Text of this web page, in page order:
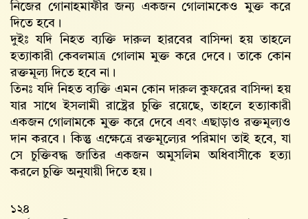
নিজের গোনাহমাফীর জন্য একজন গোলামকেও মুক্ত করে
দিতে হবে।
দুইঃ যদি নিহত ব্যক্তি দারুল হারবের বাসিন্দা হয় তাহলে
হত্যাকারী কেবলমাত্র গোলাম মুক্ত করে দেবে। তাকে কোন
রক্তমূল্য দিতে হবে না।
তিনঃ যদি নিহত ব্যক্তি এমন কোন দারুল কুফরের বাসিন্দা হয়
যার সাথে ইসলামী রাষ্ট্রের চুক্তি রয়েছে, তাহলে হত্যাকারী
একজন গোলামকে মুক্ত করে দেবে এবং এছাড়াও রক্তমূল্যও
দান করবে। কিন্তু এক্ষেত্রে রক্তমূল্যের পরিমাণ তাই হবে, যা
সে চুক্তিবদ্ধ জাতির একজন অমুসলিম অধিবাসীকে হত্যা
করলে চুক্তি অনুযায়ী দিতে হয়।
১২৪